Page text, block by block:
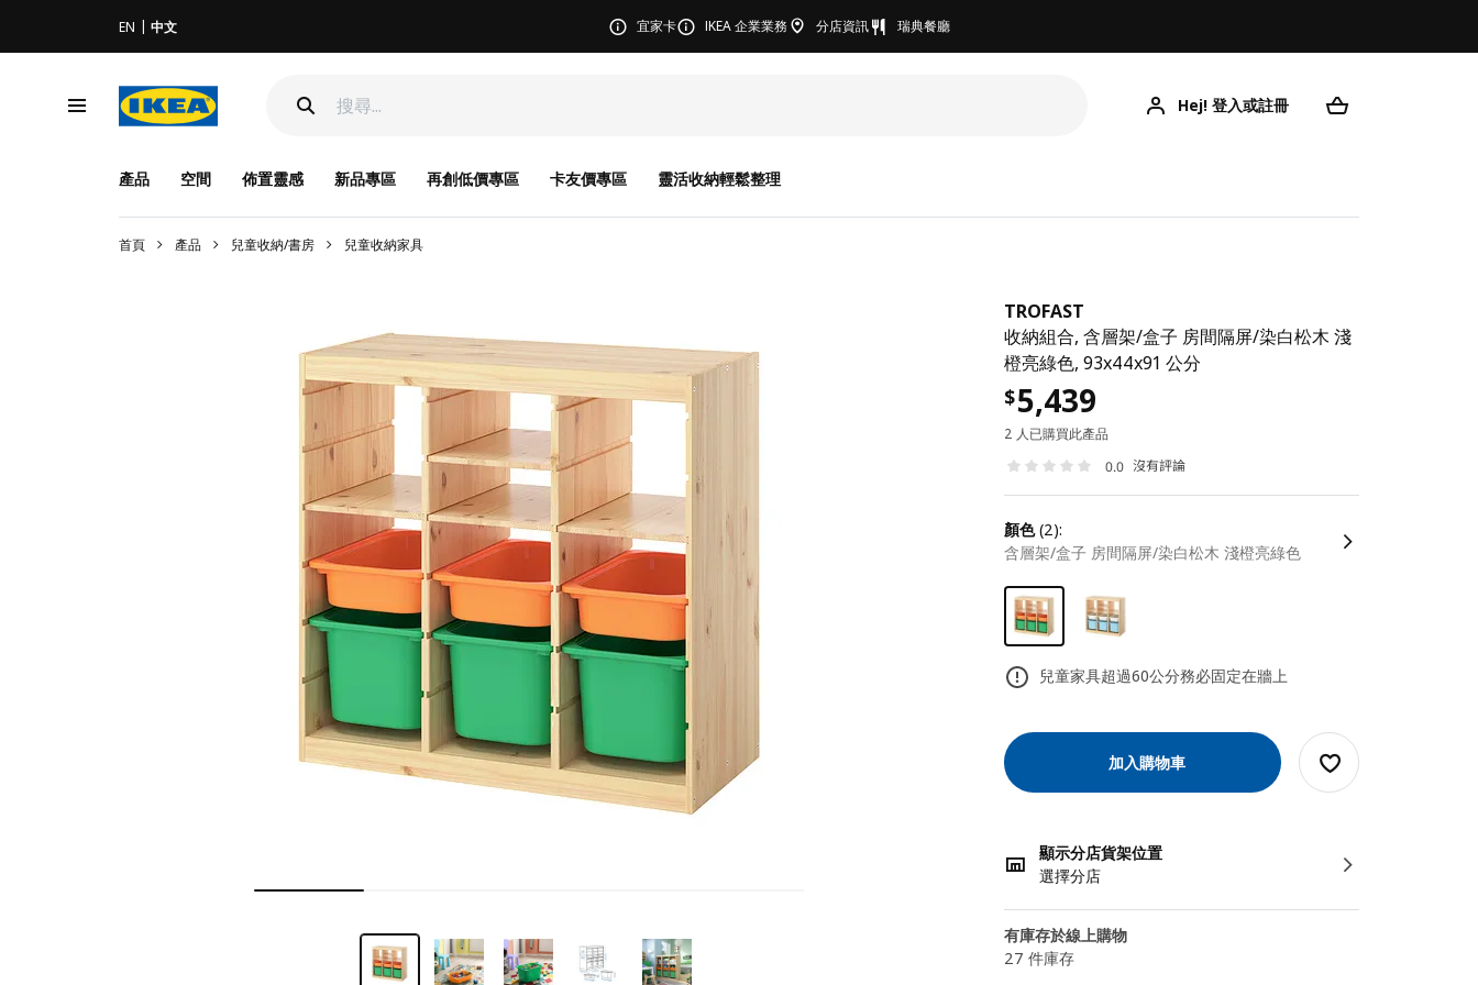
EN 中文 宜家卡 IKEA 企業業務 分店資訊 瑞典餐廳
Hej! 登入或註冊
產品 空間 佈置靈感 新品專區 再創低價專區 卡友價專區 靈活收納輕鬆整理
首頁 產品 兒童收納/書房 兒童收納家具
TROFAST
收納組合, 含層架/盒子 房間隔屏/染白松木 淺
橙亮綠色, 93x44x91 公分
$5,439
2 人已購買此產品
0.0 沒有評論
顏色(2):
含層架/盒子 房間隔屏/染白松木 淺橙亮綠色
兒童家具超過60公分務必固定在牆上
加入購物車
顯示分店貨架位置
選擇分店
有庫存於線上購物
27 件庫存